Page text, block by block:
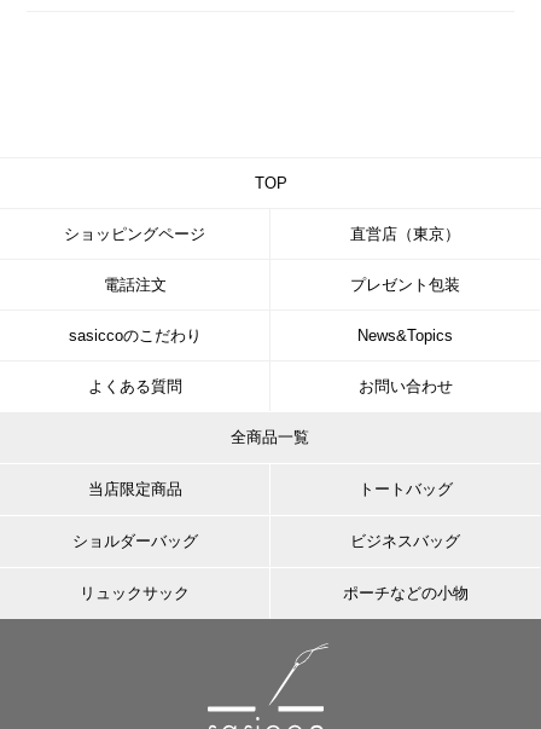
TOP
ショッピングページ 直営店（東京）
電話注文 プレゼント包装
sasiccoのこだわり News&Topics
よくある質問 お問い合わせ
全商品一覧
当店限定商品 トートバッグ
ショルダーバッグ ビジネスバッグ
リュックサック ポーチなどの小物